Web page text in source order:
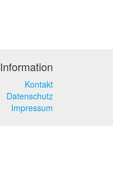
Information
Kontakt
Datenschutz
Impressum